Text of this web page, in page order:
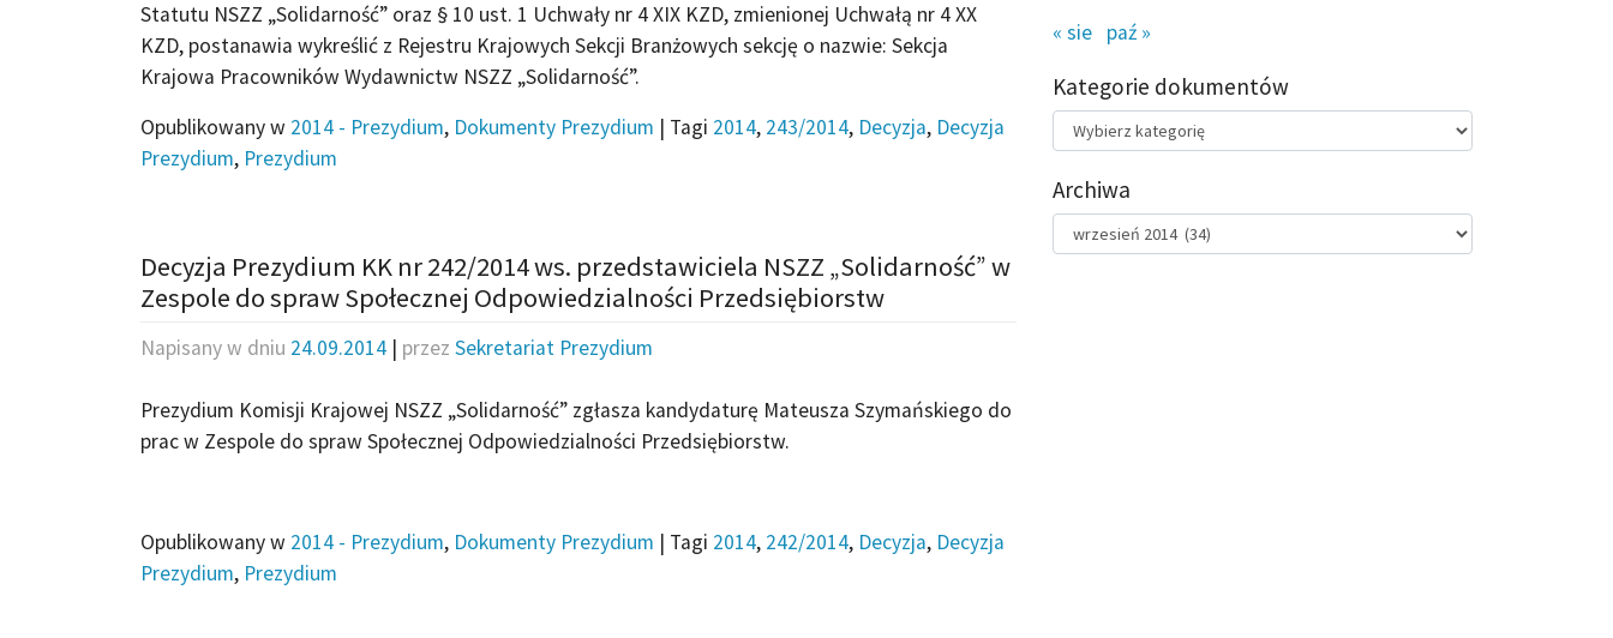
Statutu NSZZ „Solidarność” oraz § 10 ust. 1 Uchwały nr 4 XIX KZD, zmienionej Uchwałą nr 4 XX
KZD, postanawia wykreślić z Rejestru Krajowych Sekcji Branżowych sekcję o nazwie: Sekcja
Krajowa Pracowników Wydawnictw NSZZ „Solidarność”.
Opublikowany w 2014 - Prezydium, Dokumenty Prezydium | Tagi 2014, 243/2014, Decyzja, Decyzja
Prezydium, Prezydium
Decyzja Prezydium KK nr 242/2014 ws. przedstawiciela NSZZ „Solidarność” w
Zespole do spraw Społecznej Odpowiedzialności Przedsiębiorstw
Napisany w dniu 24.09.2014 | przez Sekretariat Prezydium
Prezydium Komisji Krajowej NSZZ „Solidarność” zgłasza kandydaturę Mateusza Szymańskiego do
prac w Zespole do spraw Społecznej Odpowiedzialności Przedsiębiorstw.
Opublikowany w 2014 - Prezydium, Dokumenty Prezydium | Tagi 2014, 242/2014, Decyzja, Decyzja
Prezydium, Prezydium
« sie paź »
Kategorie dokumentów
Kategorie
dokumentów
Archiwa
Archiwa